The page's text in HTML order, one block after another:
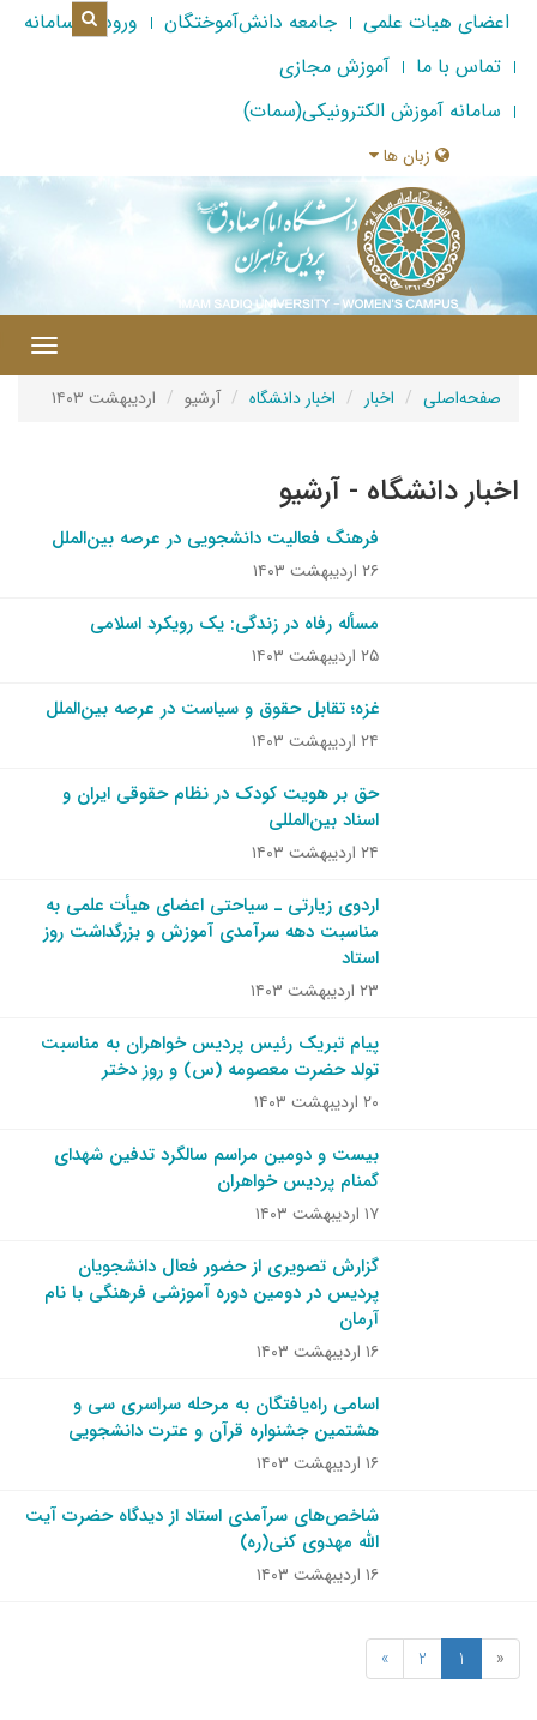
اعضای هیات علمی جامعه دانش‌آموختگان
ورود به سامانه
تماس با ما
آموزش مجازی
سامانه آموزش الکترونیکی(سمات)
زبان ها
صفحه‌اصلی اخبار اخبار دانشگاه آرشیو اردیبهشت ۱۴۰۳
اخبار دانشگاه - آرشیو
فرهنگ فعالیت دانشجویی در عرصه بین‌الملل
۲۶ اردیبهشت ۱۴۰۳
مسأله رفاه در زندگی: یک رویکرد اسلامی
۲۵ اردیبهشت ۱۴۰۳
غزه؛ تقابل حقوق و سیاست در عرصه بین‌الملل
۲۴ اردیبهشت ۱۴۰۳
حق بر هویت کودک در نظام حقوقی ایران و
اسناد بین‌المللی
۲۴ اردیبهشت ۱۴۰۳
اردوی زیارتی ـ سیاحتی اعضای هیأت علمی به
مناسبت دهه سرآمدی آموزش و بزرگداشت روز
استاد
۲۳ اردیبهشت ۱۴۰۳
پیام تبریک رئیس پردیس خواهران به مناسبت
تولد حضرت معصومه (س) و روز دختر
۲۰ اردیبهشت ۱۴۰۳
بیست و دومین مراسم سالگرد تدفین شهدای
گمنام پردیس خواهران
۱۷ اردیبهشت ۱۴۰۳
گزارش تصویری از حضور فعال دانشجویان
پردیس در دومین دوره آموزشی فرهنگی با نام
آرمان
۱۶ اردیبهشت ۱۴۰۳
اسامی راه‌یافتگان به مرحله سراسری سی و
هشتمین جشنواره قرآن و عترت دانشجویی
۱۶ اردیبهشت ۱۴۰۳
شاخص‌های سرآمدی استاد از دیدگاه حضرت آیت
الله مهدوی کنی(ره)
۱۶ اردیبهشت ۱۴۰۳
«
1
2
»